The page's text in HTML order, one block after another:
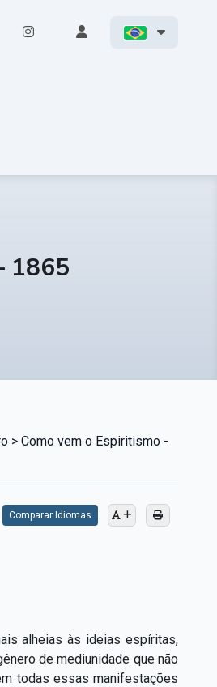
1865
> Como vem o Espiritismo -
Comparar Idiomas
alheias às ideias espíritas,
de mediunidade que não
todas essas manifestações